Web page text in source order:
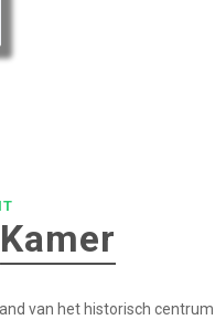
Kamer
van het historisch